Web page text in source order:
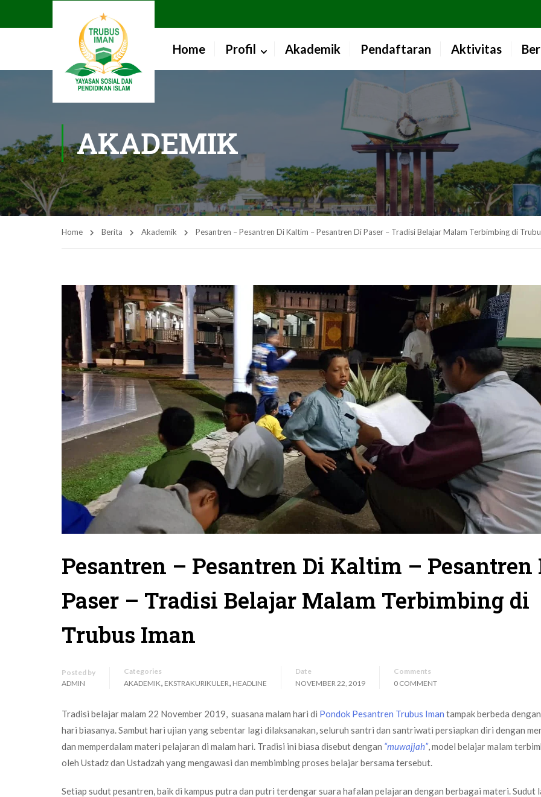
Home Profil Akademik Pendaftaran Aktivitas
AKADEMIK
Home Berita Akademik Pesantren – Pesantren Di Kaltim – Pesantren Di Paser – Tradisi Belajar Malam Terbimbing di
Pesantren – Pesantren Di Kaltim – Pesantren
Paser – Tradisi Belajar Malam Terbimbing di
Trubus Iman
Posted by
ADMIN
Categories
AKADEMIK, EKSTRAKURIKULER, HEADLINE
Date
NOVEMBER 22, 2019
Comments
0 COMMENT
Tradisi belajar malam 22 November 2019, suasana malam hari di Pondok Pesantren Trubus Iman tampak berbeda
hari biasanya. Sambut hari ujian yang sebentar lagi dilaksanakan, seluruh santri dan santriwati persiapkan diri dengan
dan memperdalam materi pelajaran di malam hari. Tradisi ini biasa disebut dengan “muwajjah”, model belajar malam
oleh Ustadz dan Ustadzah yang mengawasi dan membimbing proses belajar bersama tersebut.
Setiap sudut pesantren, baik di kampus putra dan putri terdengar suara hafalan pelajaran dengan berbagai materi. Sudut